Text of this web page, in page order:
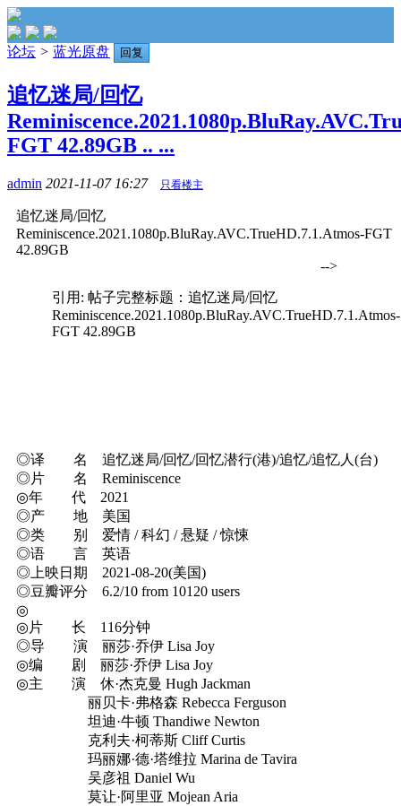
论坛 > 蓝光原盘 回复
追忆迷局/回忆
FGT 42.89GB .. ...
admin 2021-11-07 16:27 只看楼主
追忆迷局/回忆
Reminiscence.2021.1080p.BluRay.AVC.TrueHD.7.1.Atmos-FGT
42.89GB
-->
引用: 帖子完整标题：追忆迷局/回忆
Reminiscence.2021.1080p.BluRay.AVC.TrueHD.7.1.Atmos-
FGT 42.89GB
◎译 名 追忆迷局/回忆/回忆潜行(港)/追忆/追忆人(台)
◎片 名 Reminiscence
◎年 代 2021
◎产 地 美国
◎类 别 爱情 / 科幻 / 悬疑 / 惊悚
◎语 言 英语
◎上映日期 2021-08-20(美国)
◎豆瓣评分 6.2/10 from 10120 users
◎
◎片 长 116分钟
◎导 演 丽莎·乔伊 Lisa Joy
◎编 剧 丽莎·乔伊 Lisa Joy
◎主 演 休·杰克曼 Hugh Jackman
丽贝卡·弗格森 Rebecca Ferguson
坦迪·牛顿 Thandiwe Newton
克利夫·柯蒂斯 Cliff Curtis
玛丽娜·德·塔维拉 Marina de Tavira
吴彦祖 Daniel Wu
莫让·阿里亚 Mojean Aria